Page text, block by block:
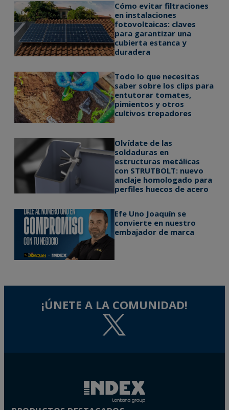
Cómo evitar filtraciones
en instalaciones
fotovoltaicas: claves
para garantizar una
cubierta estanca y
duradera
Todo lo que necesitas
saber sobre los clips para
entutorar tomates,
pimientos y otros
cultivos trepadores
Olvídate de las
soldaduras en
estructuras metálicas
con STRUTBOLT: nuevo
anclaje homologado para
perfiles huecos de acero
Efe Uno Joaquín se
convierte en nuestro
embajador de marca
¡ÚNETE A LA COMUNIDAD!